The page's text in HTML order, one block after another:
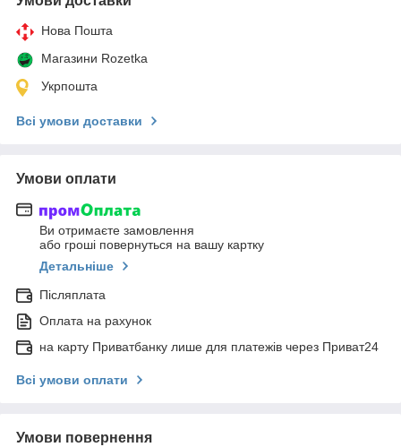
Нова Пошта
Магазини Rozetka
Укрпошта
Всі умови доставки
Умови оплати
Ви отримаєте замовлення
або гроші повернуться на вашу картку
Детальніше
Післяплата
Оплата на рахунок
на карту Приватбанку лише для платежів через Приват24
Всі умови оплати
Умови повернення